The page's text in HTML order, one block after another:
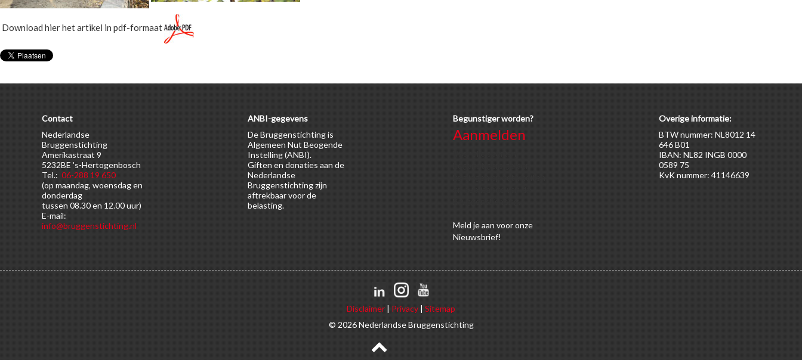
Download hier het artikel in pdf-formaat
Contact
Nederlandse
Bruggenstichting
Amerikastraat 9
5232BE 's-Hertogenbosch
Tel.: 06-288 19 650
(op maandag, woensdag en
donderdag
tussen 08.30 en 12.00 uur)
E-mail:
info@bruggenstichting.nl
ANBI-gegevens
De Bruggenstichting is
Algemeen Nut Beogende
Instelling (ANBI).
Giften en donaties aan de
Nederlandse
Bruggenstichting zijn
aftrekbaar voor de
belasting.
Begunstiger worden?
Aanmelden
Meldje aan voor onze
Nieuwsbrief!
Overige informatie:
BTW nummer: NL8012 14
646 B01
IBAN: NL82 INGB 0000
0589 75
KvK nummer: 41146639
Disclaimer | Privacy | Sitemap
© 2026 Nederlandse Bruggenstichting